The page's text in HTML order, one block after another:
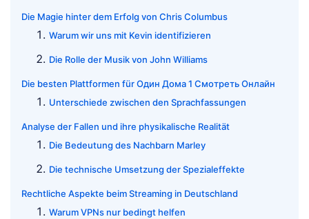
Die Magie hinter dem Erfolg von Chris Columbus
Warum wir uns mit Kevin identifizieren
Die Rolle der Musik von John Williams
Die besten Plattformen für Один Дома 1 Смотреть Онлайн
Unterschiede zwischen den Sprachfassungen
Analyse der Fallen und ihre physikalische Realität
Die Bedeutung des Nachbarn Marley
Die technische Umsetzung der Spezialeffekte
Rechtliche Aspekte beim Streaming in Deutschland
Warum VPNs nur bedingt helfen